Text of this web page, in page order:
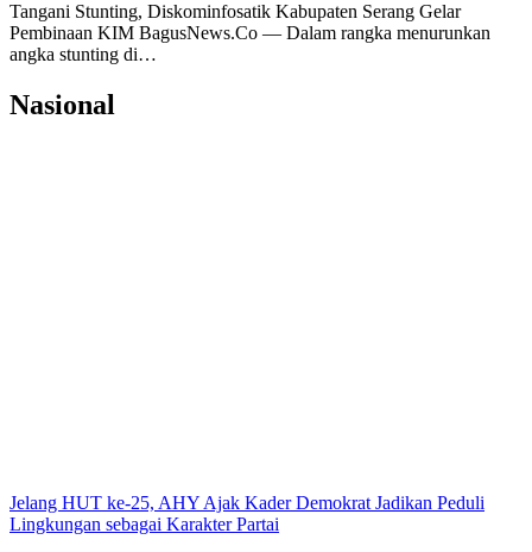
Tangani Stunting, Diskominfosatik Kabupaten Serang Gelar
Pembinaan KIM BagusNews.Co — Dalam rangka menurunkan
angka stunting di…
Nasional
Jelang HUT ke-25, AHY Ajak Kader Demokrat Jadikan Peduli
Lingkungan sebagai Karakter Partai